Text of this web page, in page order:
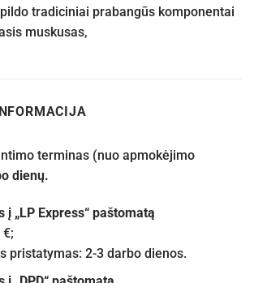
tradiciniai prabangūs komponentai
muskusas,
terminas (nuo apmokėjimo
dienų.
į „LP Express“ paštomatą
€;
pristatymas: 2-3 darbo dienos.